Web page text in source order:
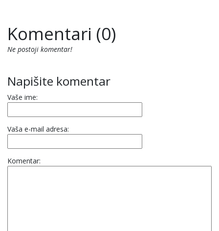
Komentari (0)
Ne postoji komentar!
Napišite komentar
Vaše ime:
Vaša e-mail adresa:
Komentar: